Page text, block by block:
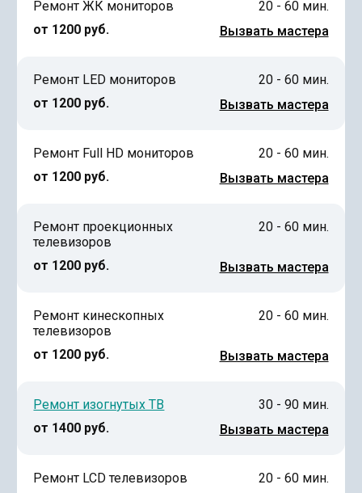
Ремонт ЖК мониторов
от 1200 руб.
20 - 60 мин.
Вызвать мастера
Ремонт LED мониторов
от 1200 руб.
20 - 60 мин.
Вызвать мастера
Ремонт Full HD мониторов
от 1200 руб.
20 - 60 мин.
Вызвать мастера
Ремонт проекционных
телевизоров
от 1200 руб.
20 - 60 мин.
Вызвать мастера
Ремонт кинескопных
телевизоров
от 1200 руб.
20 - 60 мин.
Вызвать мастера
Ремонт изогнутых ТВ
от 1400 руб.
30 - 90 мин.
Вызвать мастера
Ремонт LCD телевизоров
20 - 60 мин.